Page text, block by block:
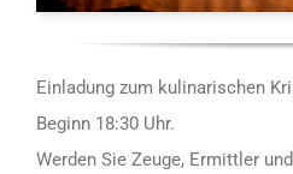
Einladung zum kulinarischen
Beginn 18:30 Uhr.
Werden Sie Zeuge, Ermittler